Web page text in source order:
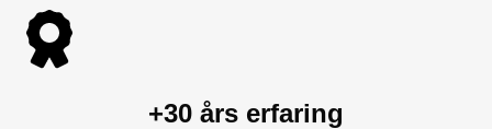
+30 års erfaring